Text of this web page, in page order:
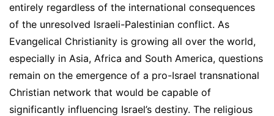
entirely regardless of the international consequences
of the unresolved Israeli-Palestinian conflict. As
Evangelical Christianity is growing all over the world,
especially in Asia, Africa and South America, questions
remain on the emergence of a pro-Israel transnational
Christian network that would be capable of
significantly influencing Israel’s destiny. The religious